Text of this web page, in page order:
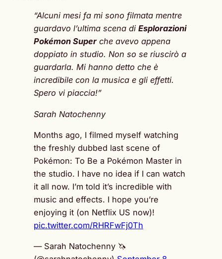
“Alcuni mesi fa mi sono filmata mentre
guardavo l’ultima scena di Esplorazioni
Pokémon Super che avevo appena
doppiato in studio. Non so se riuscirò a
guardarla. Mi hanno detto che è
incredibile con la musica e gli effetti.
Spero vi piaccia!”
Sarah Natochenny
Months ago, I filmed myself watching
the freshly dubbed last scene of
Pokémon: To Be a Pokémon Master in
the studio. I have no idea if I can watch
it all now. I’m told it’s incredible with
music and effects. I hope you’re
enjoying it (on Netflix US now)!
pic.twitter.com/RHRFwFj0Th
— Sarah Natochenny 🦄